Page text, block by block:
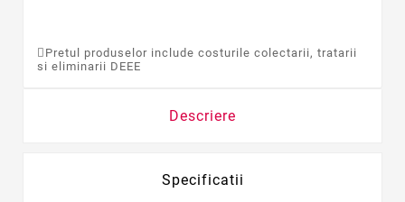
Pretul produselor include costurile colectarii, tratarii
si eliminarii DEEE
Descriere
Specificatii